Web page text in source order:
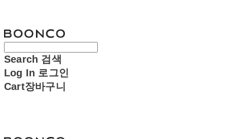
Search 검색
Log In 로그인
Cart장바구니